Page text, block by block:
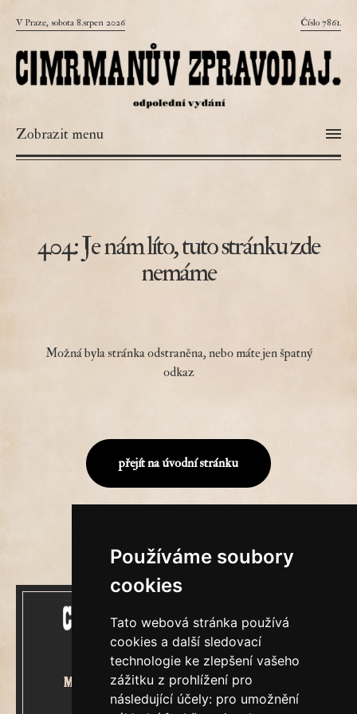
Používáme soubory
cookies
Tato webová stránka používá
cookies a další sledovací
technologie ke zlepšení vašeho
zážitku z prohlížení pro
následující účely: pro umožnění
V Praze, sobota 8.srpen 2026 Číslo 7861.
Zobrazit menu
404: Je nám líto, tuto stránku zde
nemáme
Možná byla stránka odstraněna, nebo máte jen špatný
odkaz
přejít na úvodní stránku
Mecenášem Cimrmanova Zpravodaje
je společnost